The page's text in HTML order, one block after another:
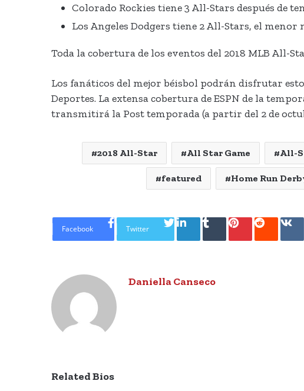
Colorado Rockies tiene 3 All-Stars después de
Los Angeles Dodgers tiene 2 All-Stars, el menor
Toda la cobertura de los eventos del 2018 MLB All-
Los fanáticos del mejor béisbol podrán disfrutar
Deportes. La extensa cobertura de ESPN de la
transmitirá la Post temporada (a partir del 2 de
2018 All-Star All Star Game All-
featured Home Run
Facebook Twitter LinkedIn
TumblrPinterestReddit
Daniella Canseco
Related Bios